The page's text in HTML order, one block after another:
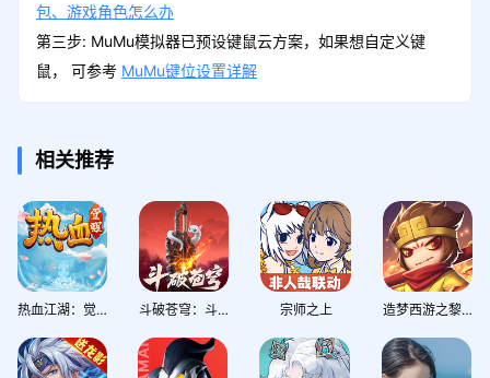
包、游戏角色怎么办
第三步: MuMu模拟器已预设键鼠云方案，如果想自定义键
鼠， 可参考 MuMu键位设置详解
相关推荐
热血江湖：觉醒 斗破苍穹：斗帝之路 宗师之上 造梦西游之黎尤浩劫篇